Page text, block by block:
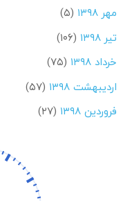
مهر ۱۳۹۸
(۵)
تیر ۱۳۹۸
(۱۰۶)
خرداد ۱۳۹۸
(۷۵)
اردیبهشت ۱۳۹۸
(۵۷)
فروردین ۱۳۹۸
(۲۷)